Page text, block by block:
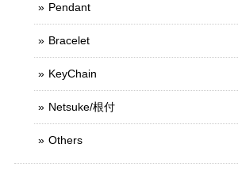
Pendant
Bracelet
KeyChain
Netsuke/根付
Others